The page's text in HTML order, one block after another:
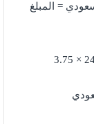
= المبلغ